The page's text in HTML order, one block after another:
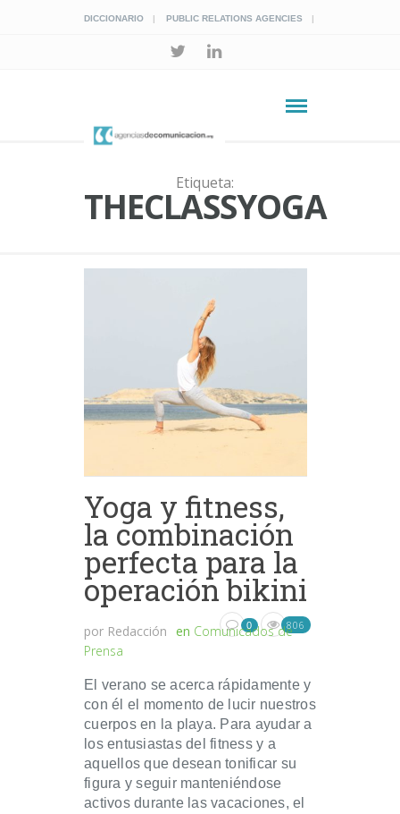
DICCIONARIO PUBLIC RELATIONS AGENCIES
Etiqueta:
THECLASSYOGA
Yoga y fitness,
la combinación
perfecta para la
operación bikini
por Redacción en Comunicados de
Prensa
0 806
El verano se acerca rápidamente y
con él el momento de lucir nuestros
cuerpos en la playa. Para ayudar a
los entusiastas del fitness y a
aquellos que desean tonificar su
figura y seguir manteniéndose
activos durante las vacaciones, el